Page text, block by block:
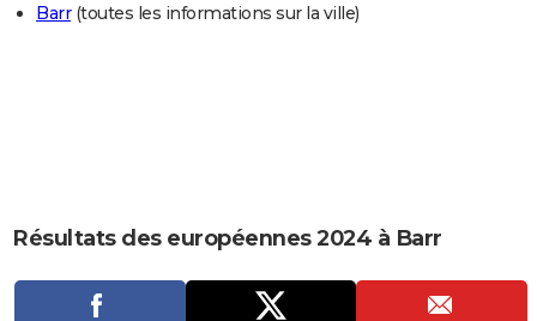
CARTE DE VOEUX
Carte de Noël
Carte Bonne année
Carte Saint-Valentin
Carte Pâques
Carte d'anniversaire
DICTIONNAIRE
Barr(toutes les informations sur la ville)
Résultats des européennes 2024 à Barr